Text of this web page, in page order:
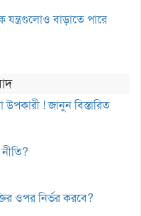
বাড়াতে পারে
! জানুন বিস্তারিত
ওপর নির্ভর করবে?